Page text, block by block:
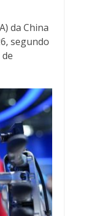
da China
segundo